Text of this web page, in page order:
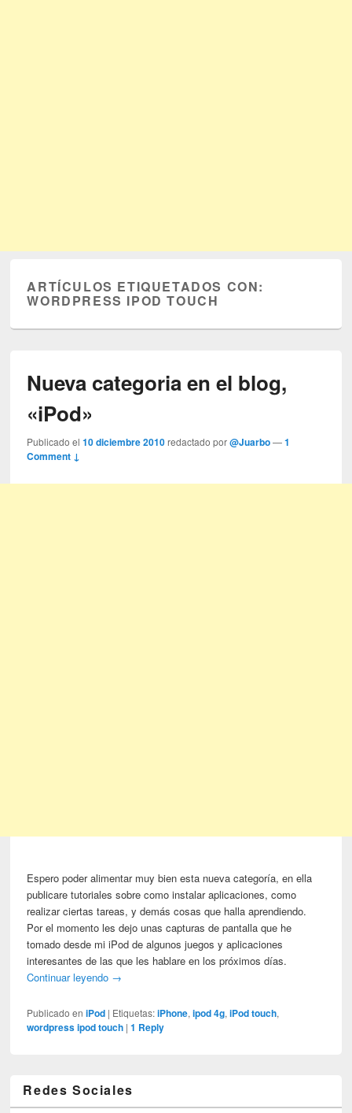
ARTÍCULOS ETIQUETADOS CON:
WORDPRESS IPOD TOUCH
Nueva categoria en el blog,
«iPod»
Publicado el10 diciembre 2010 redactado por@Juarbo —1
Comment ↓
Espero poder alimentar muy bien esta nueva categoría, en ella
publicare tutoriales sobre como instalar aplicaciones, como
realizar ciertas tareas, y demás cosas que halla aprendiendo.
Por el momento les dejo unas capturas de pantalla que he
tomado desde mi iPod de algunos juegos y aplicaciones
interesantes de las que les hablare en los próximos días.
Continuar leyendo →
Publicado en iPod | Etiquetas: iPhone,ipod 4g,iPod touch,
wordpress ipod touch |1 Reply
Redes Sociales